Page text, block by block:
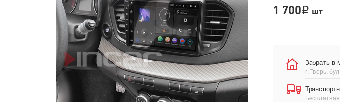
1 700i шт
Забрать в
г. Тверь,